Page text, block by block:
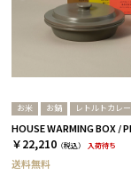
お米 お鍋 レトルトカレー
￥22,210 （税込） 入荷待ち
送料無料